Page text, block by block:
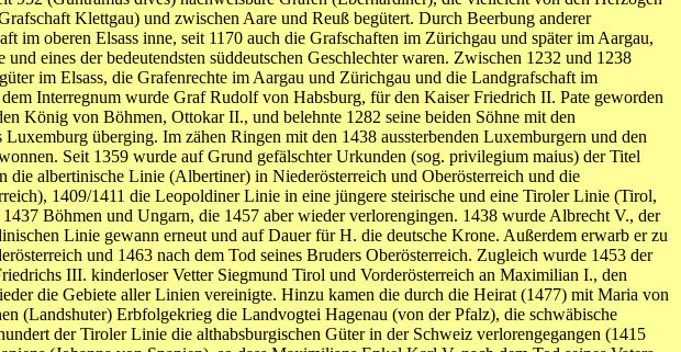
Klettgau) und zwischen Aare und Reuß begütert. Durch Beerbung anderer
im oberen Elsass inne, seit 1170 auch die Grafschaften im Zürichgau und später im Aargau,
eines der bedeutendsten süddeutschen Geschlechter waren. Zwischen 1232 und 1238
im Elsass, die Grafenrechte im Aargau und Zürichgau und die Landgrafschaft im
Interregnum wurde Graf Rudolf von Habsburg, für den Kaiser Friedrich II. Pate geworden
König von Böhmen, Ottokar II., und belehnte 1282 seine beiden Söhne mit den
überging. Im zähen Ringen mit den 1438 aussterbenden Luxemburgern und den
Seit 1359 wurde auf Grund gefälschter Urkunden (sog. privilegium maius) der Titel
albertinische Linie (Albertiner) in Niederösterreich und Oberösterreich und die
1409/1411 die Leopoldiner Linie in eine jüngere steirische und eine Tiroler Linie (Tirol,
Böhmen und Ungarn, die 1457 aber wieder verlorengingen. 1438 wurde Albrecht V., der
Linie gewann erneut und auf Dauer für H. die deutsche Krone. Außerdem erwarb er zu
und 1463 nach dem Tod seines Bruders Oberösterreich. Zugleich wurde 1453 der
III. kinderloser Vetter Siegmund Tirol und Vorderösterreich an Maximilian I., den
die Gebiete aller Linien vereinigte. Hinzu kamen die durch die Heirat (1477) mit Maria von
(Landshuter) Erbfolgekrieg die Landvogtei Hagenau (von der Pfalz), die schwäbische
der Tiroler Linie die althabsburgischen Güter in der Schweiz verlorengegangen (1415